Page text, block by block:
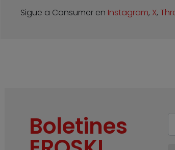
Sigue a Consumer en Instagram, X,
Boletines